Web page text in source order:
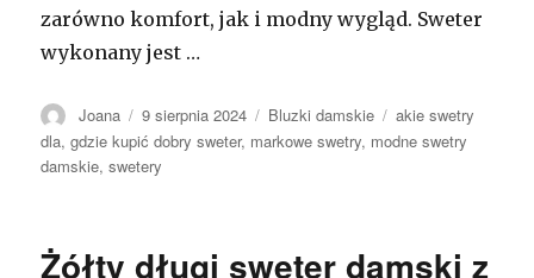
zarówno komfort, jak i modny wygląd. Sweter
wykonany jest …
Autor
Joana Opublikowano
9 sierpnia 2024 Kategorie
Bluzki damskie Tagi
akie swetry
dla,gdzie kupić dobry sweter, markowe swetry, modne swetry
damskie,swetery
Żółty długi sweter damski z